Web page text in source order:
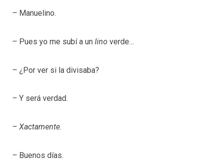
– Manuelino.
– Pues yo me subí a un lino verde…
– ¿Por ver si la divisaba?
– Y será verdad.
– Xactamente.
– Buenos días.